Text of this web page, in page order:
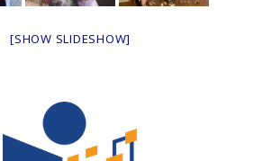
[SHOW SLIDESHOW]